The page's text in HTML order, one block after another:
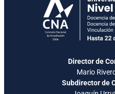
Director de
Mario
Subdirector de